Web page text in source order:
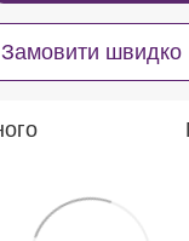
Замовити швидко